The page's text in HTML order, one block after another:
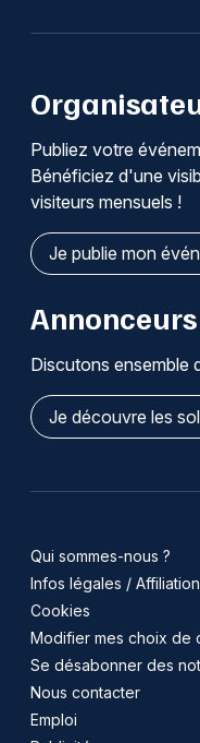
Publiez votre
Bénéficiez d'une
visiteurs mensuels !
Je publie mon
Annonceurs
Discutons ensemble
Je découvre les
Qui sommes-nous ?
Infos légales / Affiliation
Cookies
Modifier mes choix de
Se désabonner des
Nous contacter
Emploi